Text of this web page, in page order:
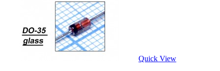
Quick View